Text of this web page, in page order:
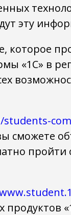
эту
«1С» в
сможете